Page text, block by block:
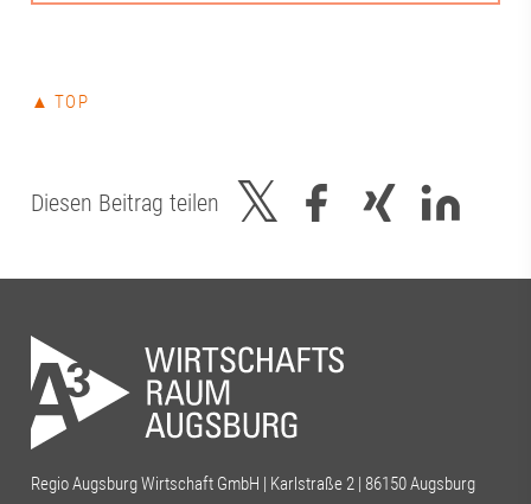
▲ TOP
Diesen Beitrag teilen
Regio Augsburg Wirtschaft GmbH | Karlstraße 2 | 86150 Augsburg